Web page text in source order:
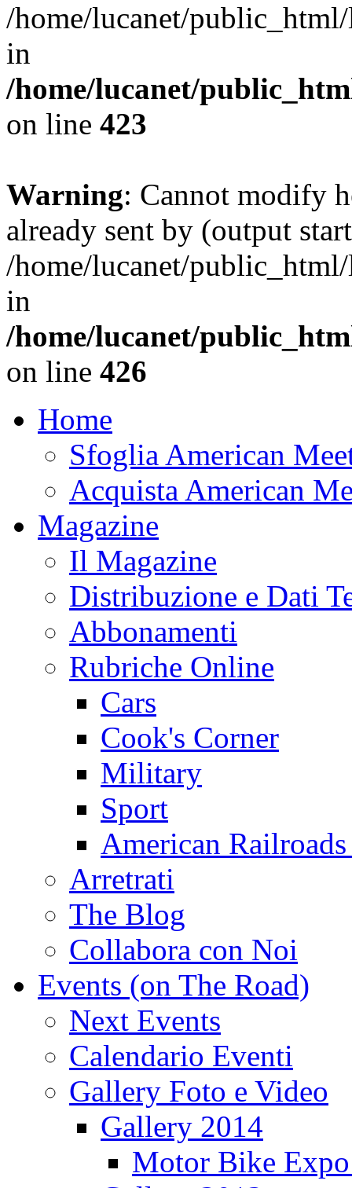
/home/lucanet/
in
/home/lucanet/
on line 423
Warning: Cannot modify
already sent by (output
/home/lucanet/
in
/home/lucanet/
on line 426
Home
Sfoglia American
Acquista American
Magazine
Il Magazine
Distribuzione e Dati
Abbonamenti
Rubriche Online
Cars
Cook's Corner
Military
Sport
American
Arretrati
The Blog
Collabora con Noi
Events (on The Road)
Next Events
Calendario Eventi
Gallery Foto e Video
Gallery 2014
Motor Bike